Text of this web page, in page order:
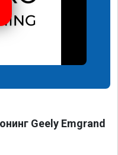
Geely Emgrand